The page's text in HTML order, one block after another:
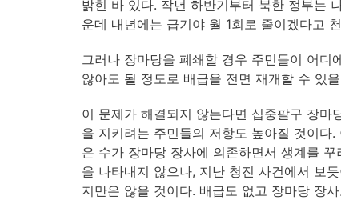
밝힌 바 있다. 작년 하반기부터 북한 정부는
운데 내년에는 급기야 월 1회로 줄이겠다고
그러나 장마당을 폐쇄할 경우 주민들이 어디
않아도 될 정도로 배급을 전면 재개할 수 있
이 문제가 해결되지 않는다면 십중팔구 장마
을 지키려는 주민들의 저항도 높아질 것이
은 수가 장마당 장사에 의존하면서 생계를
을 나타내지 않으나, 지난 청진 사건에서 보
지만은 않을 것이다. 배급도 없고 장마당 장